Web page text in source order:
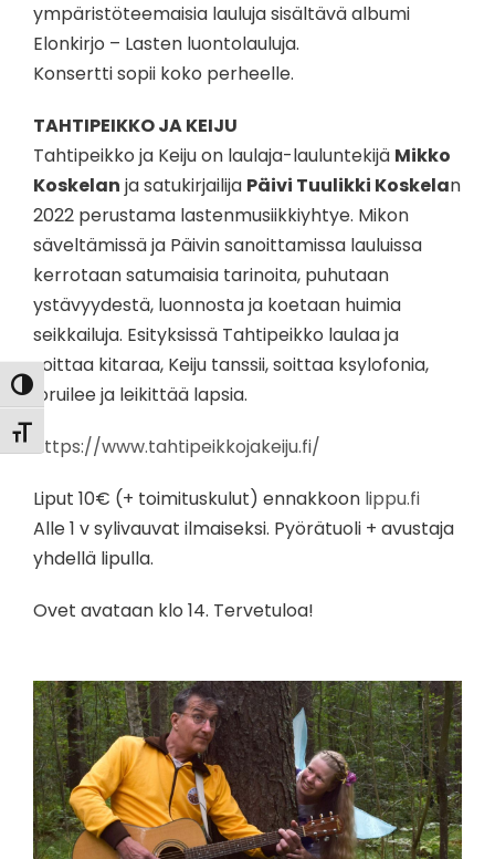
Toggle High Contrast
Toggle Font size
ympäristöteemaisia lauluja sisältävä albumi
Elonkirjo – Lasten luontolauluja.
Konsertti sopii koko perheelle.
TAHTIPEIKKO JA KEIJU
Tahtipeikko ja Keiju on laulaja-lauluntekijä Mikko
Koskelan ja satukirjailija Päivi Tuulikki Koskelan
2022 perustama lastenmusiikkiyhtye. Mikon
säveltämissä ja Päivin sanoittamissa lauluissa
kerrotaan satumaisia tarinoita, puhutaan
ystävyydestä, luonnosta ja koetaan huimia
seikkailuja. Esityksissä Tahtipeikko laulaa ja
soittaa kitaraa, Keiju tanssii, soittaa ksylofonia,
loruilee ja leikittää lapsia.
https://www.tahtipeikkojakeiju.fi/
Liput 10€ (+ toimituskulut) ennakkoon lippu.fi
Alle 1 v sylivauvat ilmaiseksi. Pyörätuoli + avustaja
yhdellä lipulla.
Ovet avataan klo 14. Tervetuloa!